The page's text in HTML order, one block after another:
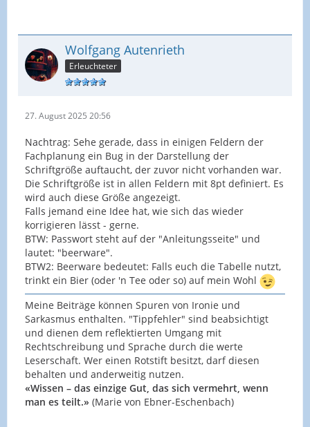
Wolfgang Autenrieth
Erleuchteter
27. August 2025 20:56
Nachtrag: Sehe gerade, dass in einigen Feldern der
Fachplanung ein Bug in der Darstellung der
Schriftgröße auftaucht, der zuvor nicht vorhanden war.
Die Schriftgröße ist in allen Feldern mit 8pt definiert. Es
wird auch diese Größe angezeigt.
Falls jemand eine Idee hat, wie sich das wieder
korrigieren lässt - gerne.
BTW: Passwort steht auf der "Anleitungsseite" und
lautet: "beerware".
BTW2: Beerware bedeutet: Falls euch die Tabelle nutzt,
trinkt ein Bier (oder 'n Tee oder so) auf mein Wohl
Meine Beiträge können Spuren von Ironie und
Sarkasmus enthalten. "Tippfehler" sind beabsichtigt
und dienen dem reflektierten Umgang mit
Rechtschreibung und Sprache durch die werte
Leserschaft. Wer einen Rotstift besitzt, darf diesen
behalten und anderweitig nutzen.
«Wissen – das einzige Gut, das sich vermehrt, wenn
man es teilt.» (Marie von Ebner-Eschenbach)